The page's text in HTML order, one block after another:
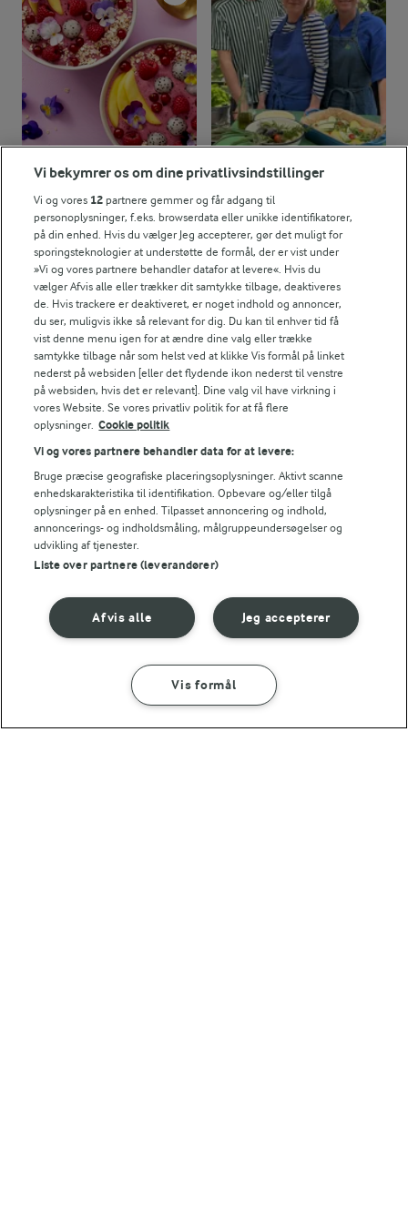
Protein:
6,5 g
Fedt:
0,1 g
Kulhydrat:
15 MIN
Smoothie bowl
(115)
FØLG MED PÅ INSTAGRAM
og tricks her
15 MIN
Hindbærsmoothie
(61)
10 MIN
Smoothie med
skyr, havregryn
og blomkål
SÅDAN GØR DU INGREDIENSER
Vi bekymrer os om dine privatlivsindstillinger
Vi og vores 12 partnere gemmer og får adgang til
personoplysninger, f.eks. browserdata eller unikke identifikatorer,
på din enhed. Hvis du vælger Jeg accepterer, gør det muligt for
sporingsteknologier at understøtte de formål, der er vist under
»Vi og vores partnere behandler datafor at levere«. Hvis du
vælger Afvis alle eller trækker dit samtykke tilbage, deaktiveres
de. Hvis trackere er deaktiveret, er noget indhold og annoncer,
du ser, muligvis ikke så relevant for dig. Du kan til enhver tid få
vist denne menu igen for at ændre dine valg eller trække
samtykke tilbage når som helst ved at klikke Vis formål på linket
nederst på websiden [eller det flydende ikon nederst til venstre
på websiden, hvis det er relevant]. Dine valg vil have virkning i
vores Website. Se vores privatliv politik for at få flere
oplysninger. Cookie politik
Vi og vores partnere behandler data for at levere:
Bruge præcise geografiske placeringsoplysninger. Aktivt scanne
enhedskarakteristika til identifikation. Opbevare og/eller tilgå
oplysninger på en enhed. Tilpasset annoncering og indhold,
annoncerings- og indholdsmåling, målgruppeundersøgelser og
udvikling af tjenester.
Liste over partnere (leverandører)
Jeg accepterer
Afvis alle
Vis formål